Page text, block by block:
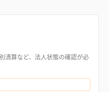
清算など、法人状態の確認が必